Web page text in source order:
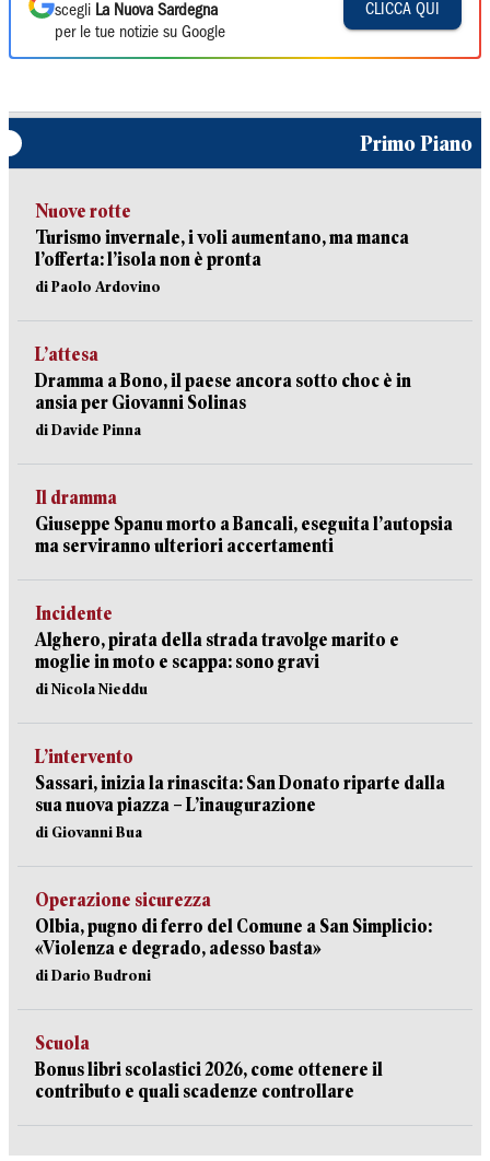
scegli La Nuova Sardegna
per le tue notizie su Google
CLICCA QUI
Primo Piano
Nuove rotte
Turismo invernale, i voli aumentano, ma manca
l’offerta: l’isola non è pronta
di Paolo Ardovino
L’attesa
Dramma a Bono, il paese ancora sotto choc è in
ansia per Giovanni Solinas
di Davide Pinna
Il dramma
Giuseppe Spanu morto a Bancali, eseguita l’autopsia
ma serviranno ulteriori accertamenti
Incidente
Alghero, pirata della strada travolge marito e
moglie in moto e scappa: sono gravi
di Nicola Nieddu
L’intervento
Sassari, inizia la rinascita: San Donato riparte dalla
sua nuova piazza – L’inaugurazione
di Giovanni Bua
Operazione sicurezza
Olbia, pugno di ferro del Comune a San Simplicio:
«Violenza e degrado, adesso basta»
di Dario Budroni
Scuola
Bonus libri scolastici 2026, come ottenere il
contributo e quali scadenze controllare